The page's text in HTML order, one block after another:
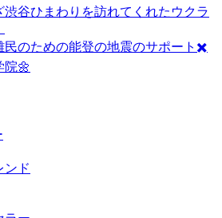
渋谷ひまわりを訪れてくれたウクラ
民のための能登の地震のサポート✖️
院🌼
ンド